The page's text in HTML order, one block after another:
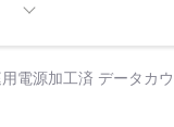
電源加工済 データカ